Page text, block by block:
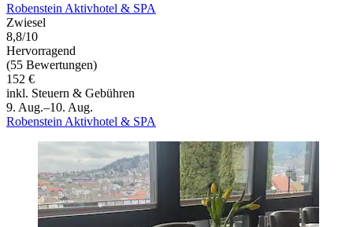
Robenstein Aktivhotel & SPA
Zwiesel
8,8/10
Hervorragend
(55 Bewertungen)
152 €
inkl. Steuern & Gebühren
9. Aug.–10. Aug.
Robenstein Aktivhotel & SPA